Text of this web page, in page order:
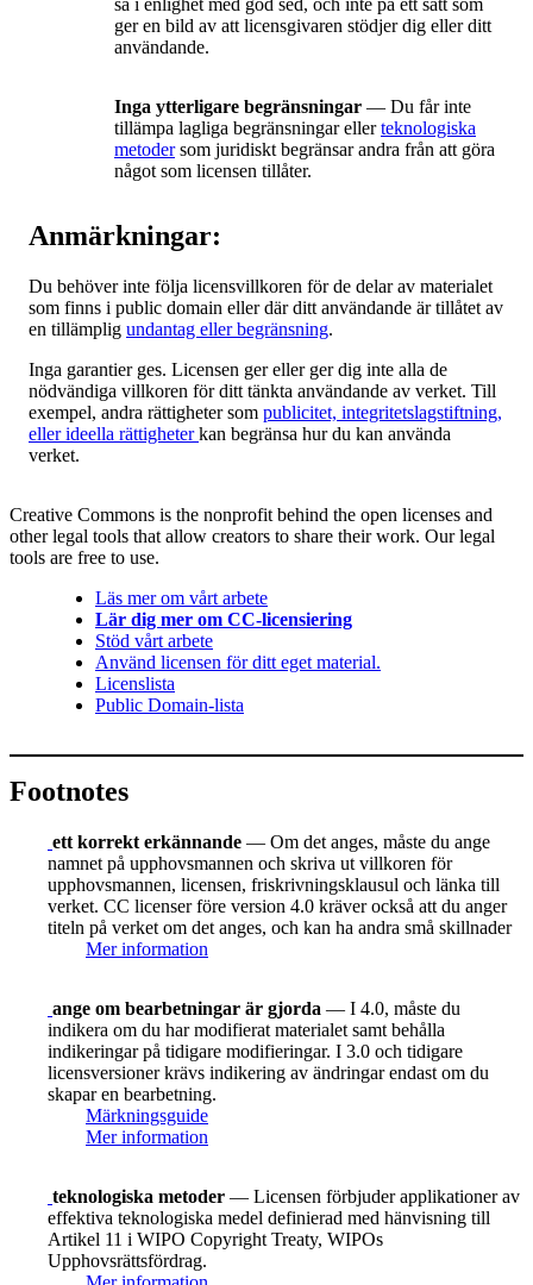
så i enlighet med god sed, och inte på ett sätt som
ger en bild av att licensgivaren stödjer dig eller ditt
användande.
Inga ytterligare begränsningar — Du får inte
tillämpa lagliga begränsningar ellerteknologiska
metodersom juridiskt begränsar andra från att göra
något som licensen tillåter.
Anmärkningar:
Du behöver inte följa licensvillkoren för de delar av materialet
som finns i public domain eller där ditt användande är tillåtet av
en tillämplig undantag eller begränsning.
Inga garantier ges. Licensen ger eller ger dig inte alla de
nödvändiga villkoren för ditt tänkta användande av verket. Till
exempel, andra rättigheter som publicitet, integritetslagstiftning,
eller ideella rättigheterkan begränsa hur du kan använda
verket.
Creative Commons is the nonprofit behind the open licenses and
other legal tools that allow creators to share their work. Our legal
tools are free to use.
Läs mer om vårt arbete
Lär dig mer om CC-licensiering
Stöd vårt arbete
Använd licensen för ditt eget material.
Licenslista
Public Domain-lista
Footnotes
ett korrekt erkännande — Om det anges, måste du ange
namnet på upphovsmannen och skriva ut villkoren för
upphovsmannen, licensen, friskrivningsklausul och länka till
verket. CC licenser före version 4.0 kräver också att du anger
titeln på verket om det anges, och kan ha andra små skillnader
Mer information
ange om bearbetningar är gjorda — I 4.0, måste du
indikera om du har modifierat materialet samt behålla
indikeringar på tidigare modifieringar. I 3.0 och tidigare
licensversioner krävs indikering av ändringar endast om du
skapar en bearbetning.
Märkningsguide
Mer information
teknologiska metoder — Licensen förbjuder applikationer av
effektiva teknologiska medel definierad med hänvisning till
Artikel 11 i WIPO Copyright Treaty, WIPOs
Upphovsrättsfördrag.